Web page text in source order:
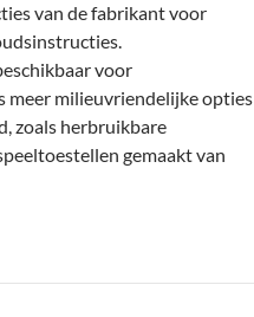
van de fabrikant voor
voor
meer milieuvriendelijke opties
zoals herbruikbare
gemaakt van